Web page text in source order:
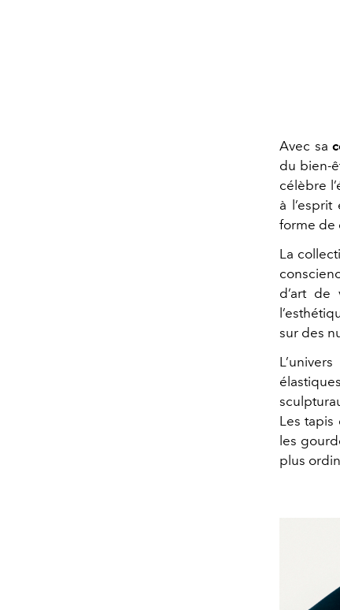
Avec sa
du bien-
célèbre
à
forme de
La
d’art de
sur des
Les tapis
les
plus